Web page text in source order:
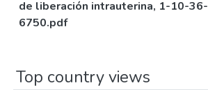
de liberación intrauterina, 1-10-36-
6750.pdf
Top country views